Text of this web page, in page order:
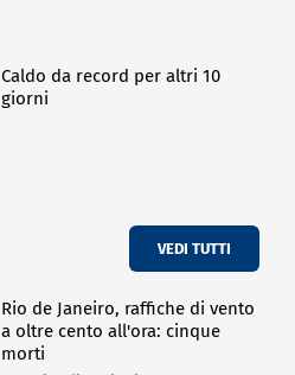
Caldo da record per altri 10
giorni
VEDI TUTTI
Rio de Janeiro, raffiche di vento
a oltre cento all'ora: cinque
morti